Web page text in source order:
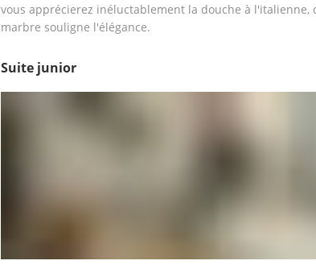
vous apprécierez inéluctablement la douche à l'italienne,
marbre souligne l'élégance.
Suite junior